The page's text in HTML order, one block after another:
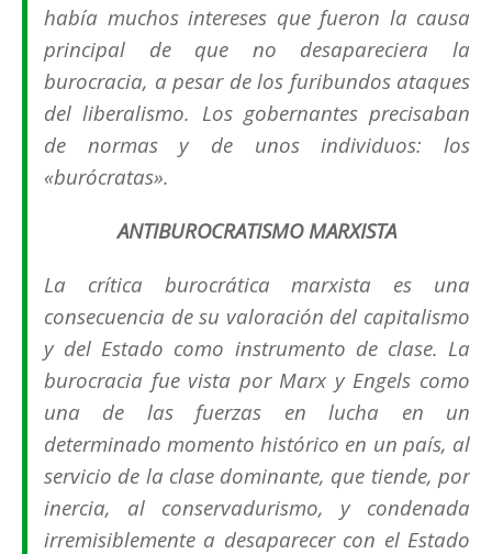
había muchos intereses que fueron la causa
principal de que no desapareciera la
burocracia, a pesar de los furibundos ataques
del liberalismo. Los gobernantes precisaban
de normas y de unos individuos: los
«burócratas».
ANTIBUROCRATISMO MARXISTA
La crítica burocrática marxista es una
consecuencia de su valoración del capitalismo
y del Estado como instrumento de clase. La
burocracia fue vista por Marx y Engels como
una de las fuerzas en lucha en un
determinado momento histórico en un país, al
servicio de la clase dominante, que tiende, por
inercia, al conservadurismo, y condenada
irremisiblemente a desaparecer con el Estado